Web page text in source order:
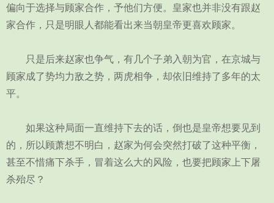
偏向于选择与顾家合作，予他们方便。皇家也并非没有跟赵
家合作，只是明眼人都能看出来当朝皇帝更喜欢顾家。
只是后来赵家也争气，有几个子弟入朝为官，在京城与
顾家成了势均力敌之势，两虎相争，却依旧维持了多年的太
平。
如果这种局面一直维持下去的话，倒也是皇帝想要见到
的，所以顾萧想不明白，赵家为何会突然打破了这种平衡，
甚至不惜痛下杀手，冒着这么大的风险，也要把顾家上下屠
杀殆尽？